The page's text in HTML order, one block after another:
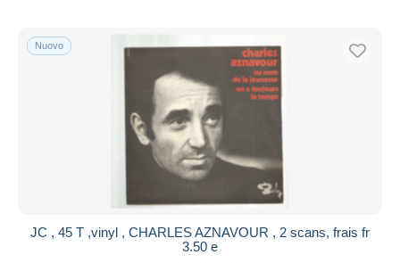
Nuovo
JC , 45 T ,vinyl , CHARLES AZNAVOUR , 2 scans, frais fr
3.50 e